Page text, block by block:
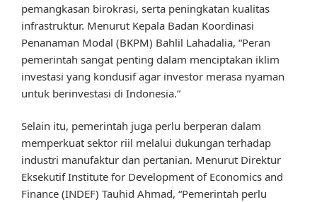
pemangkasan birokrasi, serta peningkatan kualitas
infrastruktur. Menurut Kepala Badan Koordinasi
Penanaman Modal (BKPM) Bahlil Lahadalia, “Peran
pemerintah sangat penting dalam menciptakan iklim
investasi yang kondusif agar investor merasa nyaman
untuk berinvestasi di Indonesia.”
Selain itu, pemerintah juga perlu berperan dalam
memperkuat sektor riil melalui dukungan terhadap
industri manufaktur dan pertanian. Menurut Direktur
Eksekutif Institute for Development of Economics and
Finance (INDEF) Tauhid Ahmad, “Pemerintah perlu